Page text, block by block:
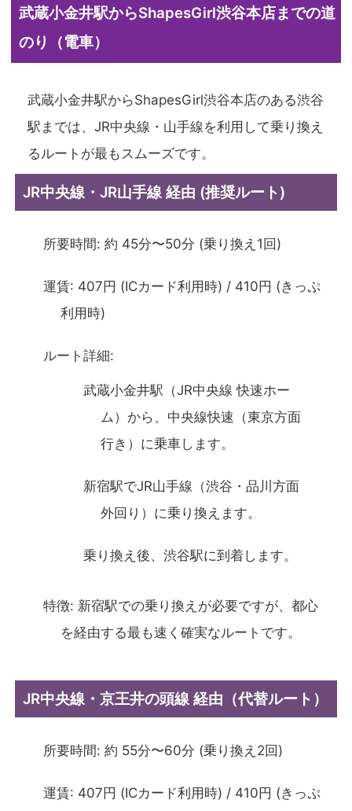
武蔵小金井駅からShapesGirl渋谷本店までの道
のり（電車）
武蔵小金井駅からShapesGirl渋谷本店のある渋谷
駅までは、JR中央線・山手線を利用して乗り換え
るルートが最もスムーズです。
JR中央線・JR山手線 経由 (推奨ルート)
所要時間: 約 45分〜50分 (乗り換え1回)
運賃: 407円 (ICカード利用時) / 410円 (きっぷ
利用時)
ルート詳細:
武蔵小金井駅（JR中央線 快速ホー
ム）から、中央線快速（東京方面
行き）に乗車します。
新宿駅でJR山手線（渋谷・品川方面
外回り）に乗り換えます。
乗り換え後、渋谷駅に到着します。
特徴: 新宿駅での乗り換えが必要ですが、都心
を経由する最も速く確実なルートです。
JR中央線・京王井の頭線 経由（代替ルート）
所要時間: 約 55分〜60分 (乗り換え2回)
運賃: 407円 (ICカード利用時) / 410円 (きっぷ